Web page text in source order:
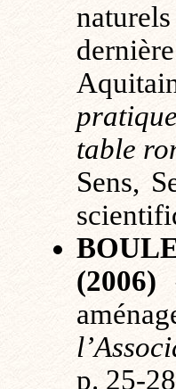
table
Sens,
(2006)
p. 25-